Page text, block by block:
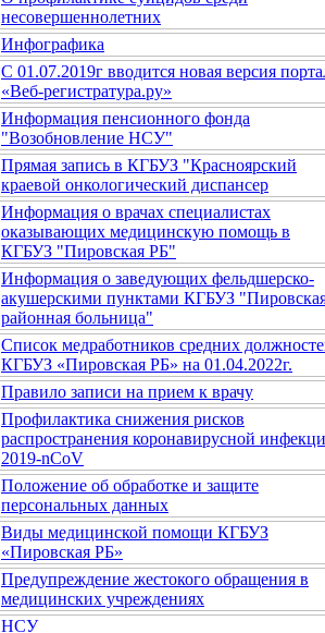
несовершеннолетних
Инфографика
С 01.07.2019г вводится новая версия
«Веб-регистратура.ру»
Информация пенсионного фонда
"Возобновление НСУ"
Прямая запись в КГБУЗ "Красноярский
краевой онкологический диспансер
Информация о врачах специалистах
оказывающих медицинскую помощь в
КГБУЗ "Пировская РБ"
Информация о заведующих фельдшерско-
акушерскими пунктами КГБУЗ
районная больница"
Список медработников средних
КГБУЗ «Пировская РБ» на 01.04.2022г.
Правило записи на прием к врачу
Профилактика снижения рисков
распространения коронавирусной
2019-nCoV
Положение об обработке и защите
персональных данных
Виды медицинской помощи КГБУЗ
«Пировская РБ»
Предупреждение жестокого обращения в
медицинских учреждениях
НСУ